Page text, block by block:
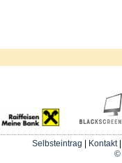
Selbsteintrag Kontakt
©